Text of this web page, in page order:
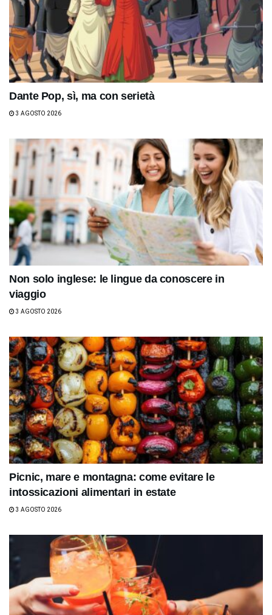
Dante Pop, sì, ma con serietà
3 AGOSTO 2026
Non solo inglese: le lingue da conoscere in
viaggio
3 AGOSTO 2026
Picnic, mare e montagna: come evitare le
intossicazioni alimentari in estate
3 AGOSTO 2026